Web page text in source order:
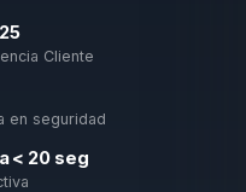
Cliente
en seguridad
< 20 seg